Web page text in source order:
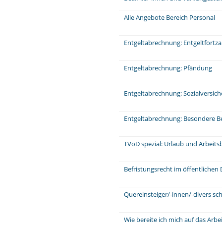
Alle Angebote Bereich Personal
Entgeltabrechnung:
Entgeltabrechnung: Pfändung
Entgeltabrechnung:
Entgeltabrechnung: Besondere
TVöD spezial: Urlaub und
Befristungsrecht im öffentlichen
Quereinsteiger/-innen/-divers
Wie bereite ich mich auf das